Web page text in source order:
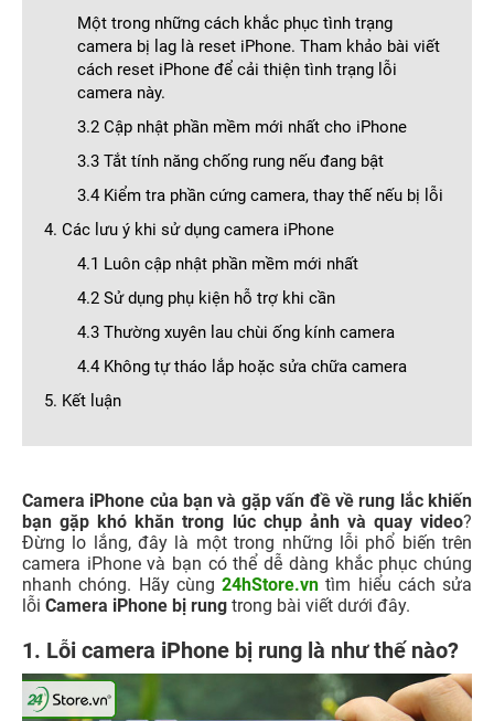
Một trong những cách khắc phục tình trạng
camera bị lag là reset iPhone. Tham khảo bài viết
cách reset iPhone để cải thiện tình trạng lỗi
camera này.
3.2 Cập nhật phần mềm mới nhất cho iPhone
3.3 Tắt tính năng chống rung nếu đang bật
3.4 Kiểm tra phần cứng camera, thay thế nếu bị lỗi
4. Các lưu ý khi sử dụng camera iPhone
4.1 Luôn cập nhật phần mềm mới nhất
4.2 Sử dụng phụ kiện hỗ trợ khi cần
4.3 Thường xuyên lau chùi ống kính camera
4.4 Không tự tháo lắp hoặc sửa chữa camera
5. Kết luận
Camera iPhone của bạn và gặp vấn đề về rung lắc khiến
bạn gặp khó khăn trong lúc chụp ảnh và quay video?
Đừng lo lắng, đây là một trong những lỗi phổ biến trên
camera iPhone và bạn có thể dễ dàng khắc phục chúng
nhanh chóng. Hãy cùng 24hStore.vn tìm hiểu cách sửa
lỗi Camera iPhone bị rung trong bài viết dưới đây.
1. Lỗi camera iPhone bị rung là như thế nào?